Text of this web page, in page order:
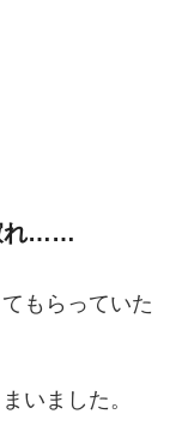
れ……
もらっていた
いました。